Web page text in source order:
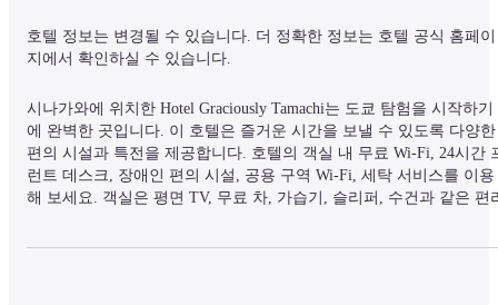
호텔 정보는 변경될 수 있습니다. 더 정확한 정보는 호텔 공식 홈페이
지에서 확인하실 수 있습니다.
시나가와에 위치한 Hotel Graciously Tamachi는 도쿄 탐험을 시작하기
에 완벽한 곳입니다. 이 호텔은 즐거운 시간을 보낼 수 있도록 다양한
편의 시설과 특전을 제공합니다. 호텔의 객실 내 무료 Wi-Fi, 24시간
런트 데스크, 장애인 편의 시설, 공용 구역 Wi-Fi, 세탁 서비스를 이용
해 보세요. 객실은 평면 TV, 무료 차, 가습기, 슬리퍼, 수건과 같은 편